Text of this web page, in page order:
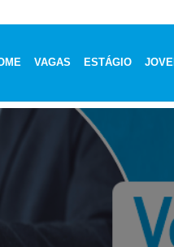
VAGAS ESTÁGIO